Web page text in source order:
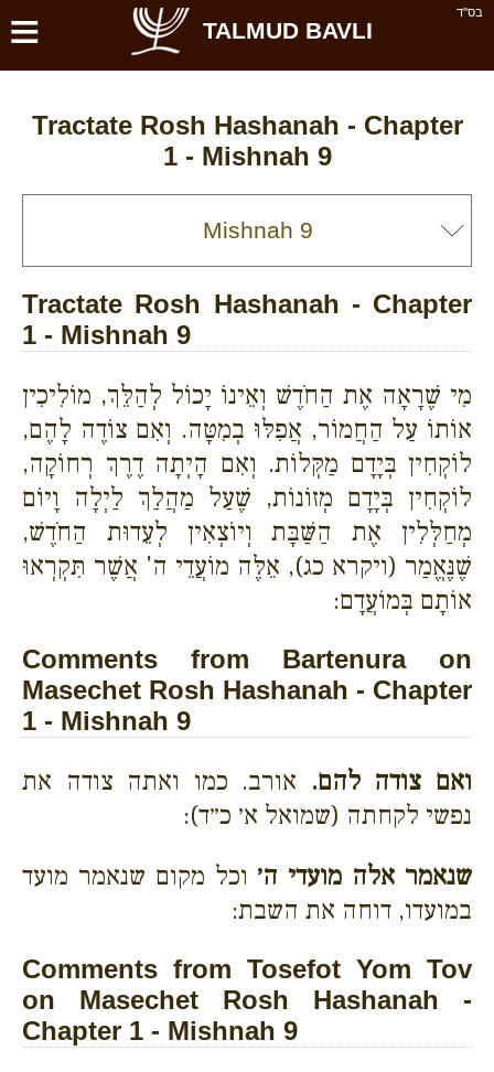
בס''ד ≡ TALMUD BAVLI
Tractate Rosh Hashanah - Chapter
1 - Mishnah 9
Tractate Rosh Hashanah - Chapter
1 - Mishnah 9
מִי שֶׁרָאָה אֶת הַחֹדֶשׁ וְאֵינוֹ יָכוֹל לְהַלֵּךְ, מוֹלִיכִין
אוֹתוֹ עַל הַחֲמוֹר, אֲפִלּוּ בְמִטָּה. וְאִם צוֹדֶה לָהֶם,
לוֹקְחִין בְּיָדָם מַקְּלוֹת. וְאִם הָיְתָה דֶרֶךְ רְחוֹקָה,
לוֹקְחִין בְּיָדָם מְזוֹנוֹת, שֶׁעַל מַהֲלַךְ לַיְלָה וָיוֹם
מְחַלְּלִין אֶת הַשַּׁבָּת וְיוֹצְאִין לְעֵדוּת הַחֹדֶשׁ,
שֶׁנֶּאֱמַר (ויקרא כג), אֵלֶּה מוֹעֲדֵי ה' אֲשֶׁר תִּקְרְאוּ
אוֹתָם בְּמוֹעֲדָם:
Comments from Bartenura on
Masechet Rosh Hashanah - Chapter
1 - Mishnah 9
ואם צודה להם. אורב. כמו ואתה צודה את
נפשי לקחתה (שמואל א׳ כ״ד):
שנאמר אלה מועדי ה׳ וכל מקום שנאמר מועד
במועדו, דוחה את השבת:
Comments from Tosefot Yom Tov
on Masechet Rosh Hashanah -
Chapter 1 - Mishnah 9